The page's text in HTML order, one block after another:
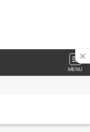
MENU